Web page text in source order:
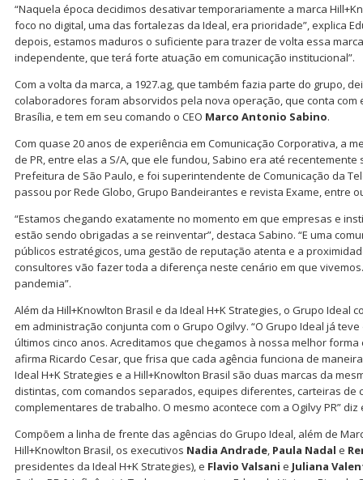
“Naquela época decidimos desativar temporariamente a marca
foco no digital, uma das fortalezas da Ideal, era prioridade”, explica
depois, estamos maduros o suficiente para trazer de volta essa
independente, que terá forte atuação em comunicação institucional”.
Com a volta da marca, a 1927.ag, que também fazia parte do grupo,
colaboradores foram absorvidos pela nova operação, que conta com
Brasília, e tem em seu comando o CEO Marco Antonio Sabino.
Com quase 20 anos de experiência em Comunicação Corporativa, a
de PR, entre elas a S/A, que ele fundou, Sabino era até
Prefeitura de São Paulo, e foi superintendente de Comunicação da
passou por Rede Globo, Grupo Bandeirantes e revista Exame, entre
“Estamos chegando exatamente no momento em que empresas e
estão sendo obrigadas a se reinventar”, destaca Sabino. “E uma
públicos estratégicos, uma gestão de reputação atenta e a
consultores vão fazer toda a diferença neste cenário em que
pandemia”.
Além da Hill+Knowlton Brasil e da Ideal H+K Strategies, o Grupo Ideal
em administração conjunta com o Grupo Ogilvy. “O Grupo Ideal já
últimos cinco anos. Acreditamos que chegamos à nossa melhor
afirma Ricardo Cesar, que frisa que cada agência funciona de
Ideal H+K Strategies e a Hill+Knowlton Brasil são duas marcas da
distintas, com comandos separados, equipes diferentes, carteiras
complementares de trabalho. O mesmo acontece com a Ogilvy PR” diz
Compõem a linha de frente das agências do Grupo Ideal, além de
Hill+Knowlton Brasil, os executivos Nadia Andrade, Paula Nadal e
presidentes da Ideal H+K Strategies), e Flavio Valsani e Juliana